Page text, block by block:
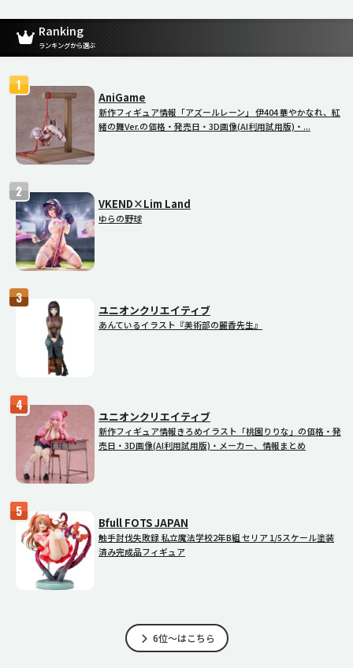
Ranking
ランキングから選ぶ
AniGame
新作フィギュア情報「アズールレーン」 伊404 華やかなれ、紅
緒の舞Ver.の価格・発売日・3D画像(AI利用試用版)・...
VKEND×Lim Land
ゆらの野球
ユニオンクリエイティブ
あんているイラスト『美術部の麗香先生』
ユニオンクリエイティブ
新作フィギュア情報きろめイラスト「桃園りりな」の価格・発
売日・3D画像(AI利用試用版)・メーカー、情報まとめ
Bfull FOTS JAPAN
触手討伐失敗録 私立魔法学校2年B組 セリア 1/5スケール塗装
済み完成品フィギュア
6位～はこちら